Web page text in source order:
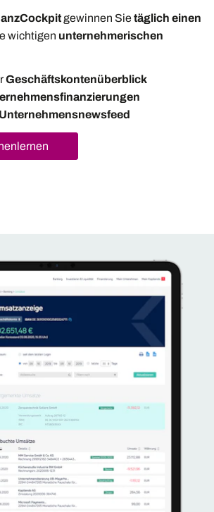
gewinnen Sietäglich einen
wichtigen unternehmerischen
Geschäftskontenüberblick